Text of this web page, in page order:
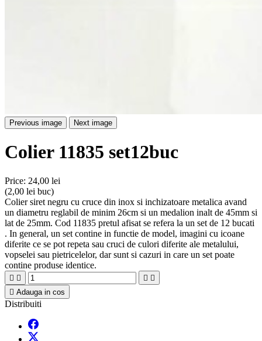
Previous image Next image
Colier 11835 set12buc
Price: 24,00 lei
(2,00 lei buc)
Colier siret negru cu cruce din inox si inchizatoare metalica avand
un diametru reglabil de minim 26cm si un medalion inalt de 45mm si
lat de 25mm. Cod 11835 pretul afisat se refera la un set de 12 bucati
. In general, un set contine in functie de model, imagini cu icoane
diferite ce se pot repeta sau cruci de culori diferite ale metalului,
vopselei sau pietricelelor, dar sunt si cazuri in care un set poate
contine produse identice.
   
 Adauga in cos
Distribuiti